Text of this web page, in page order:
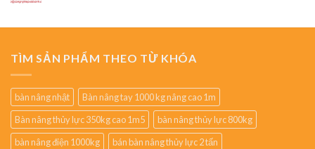
TÌM SẢN PHẨM THEO TỪ KHÓA
bàn nâng nhật
Bàn nâng tay 1000 kg nâng cao 1m
Bàn nâng thủy lực 350kg cao 1m5
bàn nâng thủy lực 800kg
bàn nâng điện 1000kg
bán bàn nâng thủy lực 2 tấn